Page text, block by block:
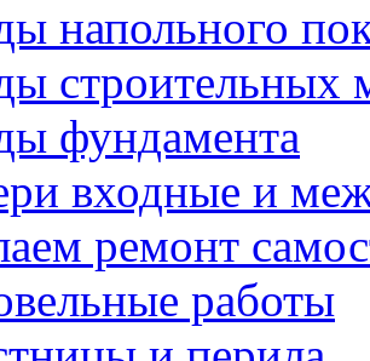
напольного
строительных
фундамента
входные и
ремонт
работы